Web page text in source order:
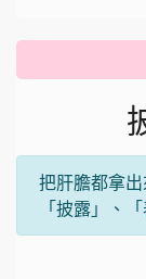
把肝膽都拿
「披露」、